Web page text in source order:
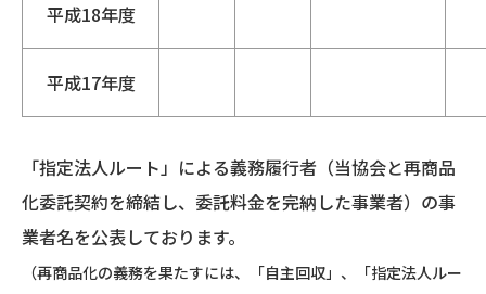
平成18年度
平成17年度
「指定法人ルート」による義務履行者（当協会と再商品
化委託契約を締結し、委託料金を完納した事業者）の事
業者名を公表しております。
（再商品化の義務を果たすには、「自主回収」、「指定法人ルー